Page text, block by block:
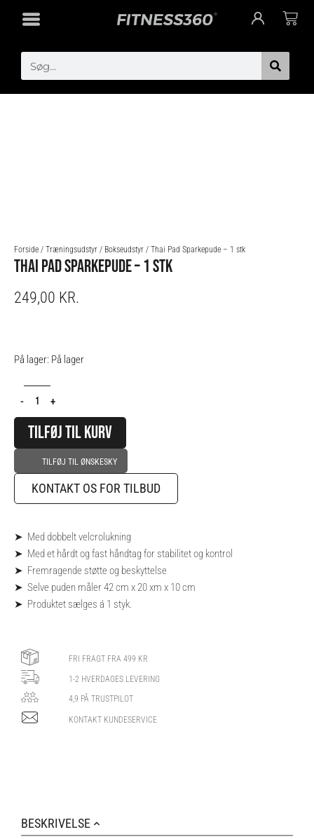
Cart
Search
Forside / Træningsudstyr / Bokseudstyr / Thai Pad Sparkepude – 1 stk
THAI PAD SPARKEPUDE – 1 STK
249,00 KR.
På lager: På lager
-
Thai
Sparkepude
-
1
stk
antal
+
TILFØJ TIL KURV
TILFØJ TIL ØNSKESKY
KONTAKT OS FOR TILBUD
➤ Med dobbelt velcrolukning
➤ Med et hårdt og fast håndtag for stabilitet og kontrol
➤ Fremragende støtte og beskyttelse
➤ Selve puden måler 42 cm x 20 xm x 10 cm
➤ Produktet sælges á 1 styk.
FRI FRAGT FRA 499 KR
1-2 HVERDAGES LEVERING
4,9 PÅ TRUSTPILOT
KONTAKT KUNDESERVICE
BESKRIVELSE